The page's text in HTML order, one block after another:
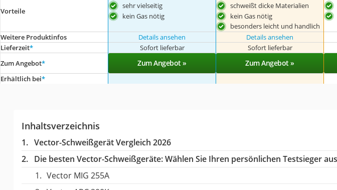
Vorteile
sehr vielseitig
kein Gas nötig
schweißt dicke Materialien
kein Gas nötig
besonders leicht und handlich
Weitere Produktinfos Details ansehen Details ansehen
Lieferzeit* Sofort lieferbar Sofort lieferbar
Zum Angebot* Zum Angebot » Zum Angebot »
Erhältlich bei*
Inhaltsverzeichnis
Vector-Schweißgerät Vergleich 2026
Die besten Vector-Schweißgeräte:Wählen Sie Ihren persönlichen Testsieger
Vector MIG 255A